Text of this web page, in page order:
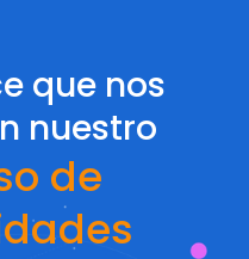
que nos
nuestro
de